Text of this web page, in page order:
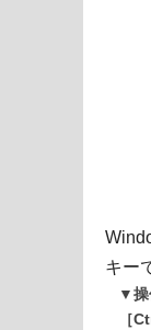
キー
▼操
［